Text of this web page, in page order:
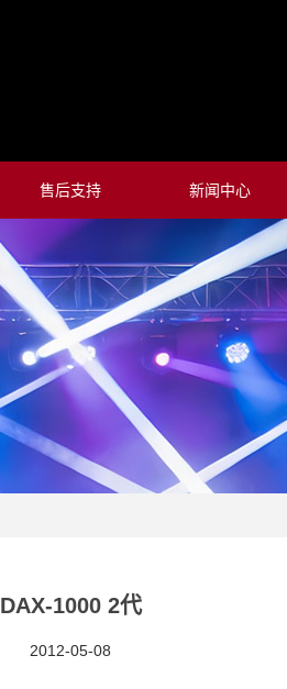
售后支持 新闻中心
DAX-1000 2代
2012-05-08